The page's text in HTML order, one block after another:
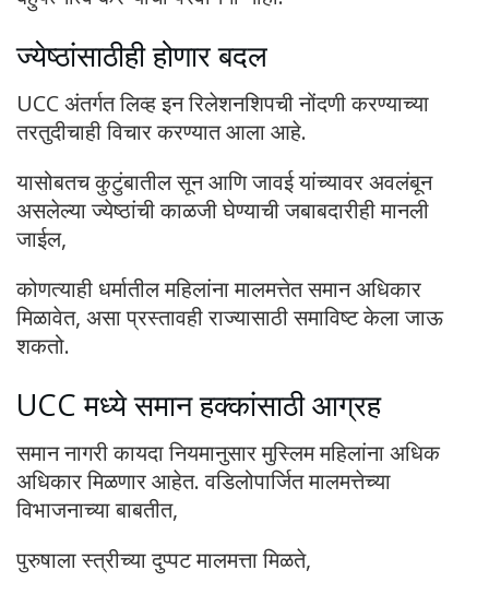
ज्येष्ठांसाठीही होणार बदल
UCC अंतर्गत लिव्ह इन रिलेशनशिपची नोंदणी करण्याच्या
तरतुदीचाही विचार करण्यात आला आहे.
यासोबतच कुटुंबातील सून आणि जावई यांच्यावर अवलंबून
असलेल्या ज्येष्ठांची काळजी घेण्याची जबाबदारीही मानली
जाईल,
कोणत्याही धर्मातील महिलांना मालमत्तेत समान अधिकार
मिळावेत, असा प्रस्तावही राज्यासाठी समाविष्ट केला जाऊ
शकतो.
UCC मध्ये समान हक्कांसाठी आग्रह
समान नागरी कायदा नियमानुसार मुस्लिम महिलांना अधिक
अधिकार मिळणार आहेत. वडिलोपार्जित मालमत्तेच्या
विभाजनाच्या बाबतीत,
पुरुषाला स्त्रीच्या दुप्पट मालमत्ता मिळते,